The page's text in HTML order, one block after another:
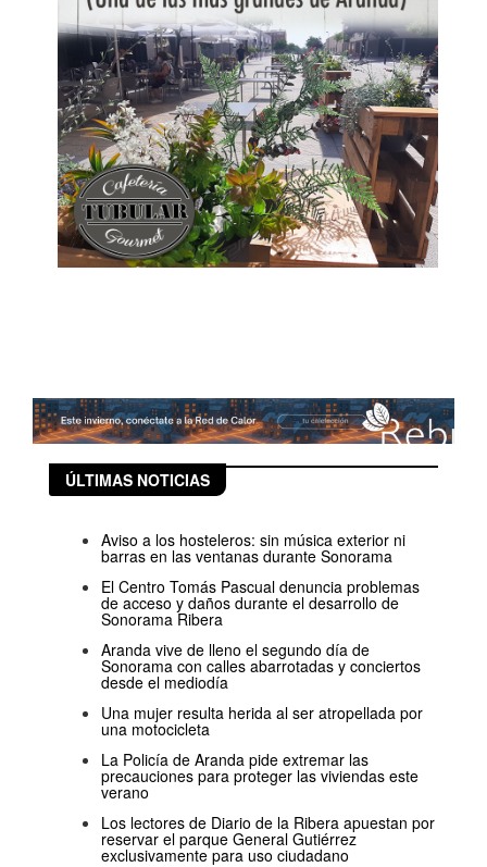
ÚLTIMAS NOTICIAS
Aviso a los hosteleros: sin música exterior ni
barras en las ventanas durante Sonorama
El Centro Tomás Pascual denuncia problemas
de acceso y daños durante el desarrollo de
Sonorama Ribera
Aranda vive de lleno el segundo día de
Sonorama con calles abarrotadas y conciertos
desde el mediodía
Una mujer resulta herida al ser atropellada por
una motocicleta
La Policía de Aranda pide extremar las
precauciones para proteger las viviendas este
verano
Los lectores de Diario de la Ribera apuestan por
reservar el parque General Gutiérrez
exclusivamente para uso ciudadano